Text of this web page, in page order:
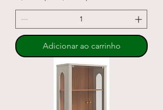
Adicionar ao carrinho